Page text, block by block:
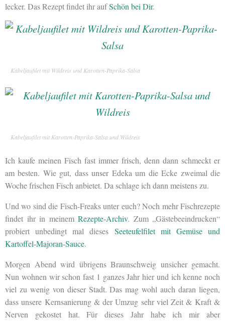
lecker. Das Rezept findet ihr aufSchön bei Dir.
Kabeljaufilet mit Wildreis und Karotten-Paprika-Salsa
Kabeljaufilet mit Karotten-Paprika-Salsa und Wildreis
Ich kaufe meinen Fisch fast immer frisch, denn dann schmeckt er
am besten. Wie gut, dass unser Edeka um die Ecke zweimal die
Woche frischen Fisch anbietet. Da schlage ich dann meistens zu.
Und wo sind die Fisch-Freaks unter euch? Noch mehr Fischrezepte
findet ihr in meinem Rezepte-Archiv. Zum „Gästebeeindrucken“
probiert unbedingt mal dieses Seeteufelfilet mit Gemüse und
Kartoffel-Majoran-Sauce.
Morgen Abend wird übrigens Braunschweig unsicher gemacht.
Nun wohnen wir schon fast 1 ganzes Jahr hier und ich kenne noch
viel zu wenig von dieser Stadt. Das mag wohl auch daran liegen,
dass unsere Kernsanierung & der Umzug sehr viel Zeit & Kraft &
Nerven gekostet hat. Für dieses Jahr habe ich mir aber